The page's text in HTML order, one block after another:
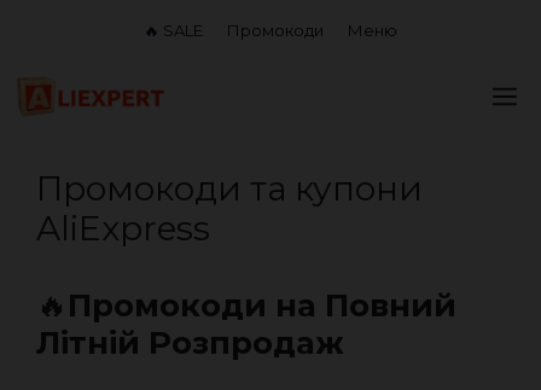
вмісту
🔥 SALE Промокоди Меню
Промокоди та купони
AliExpress
🔥 Промокоди на Повний
Літній Розпродаж